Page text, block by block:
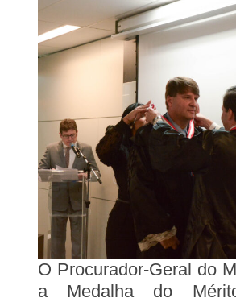
O Procurador-Geral do
a Medalha do